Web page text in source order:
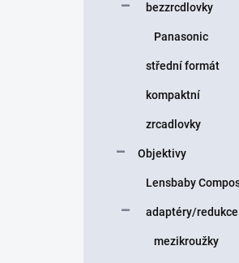
bezzrcdlovky
Panasonic
střední formát
kompaktní
zrcadlovky
Objektivy
Lensbaby
adaptéry/
mezikroužky